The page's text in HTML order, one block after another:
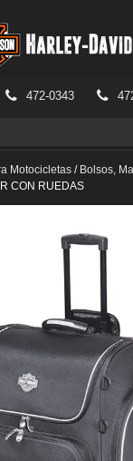
472-0343
Motocicletas / Bolsos,
CON RUEDAS